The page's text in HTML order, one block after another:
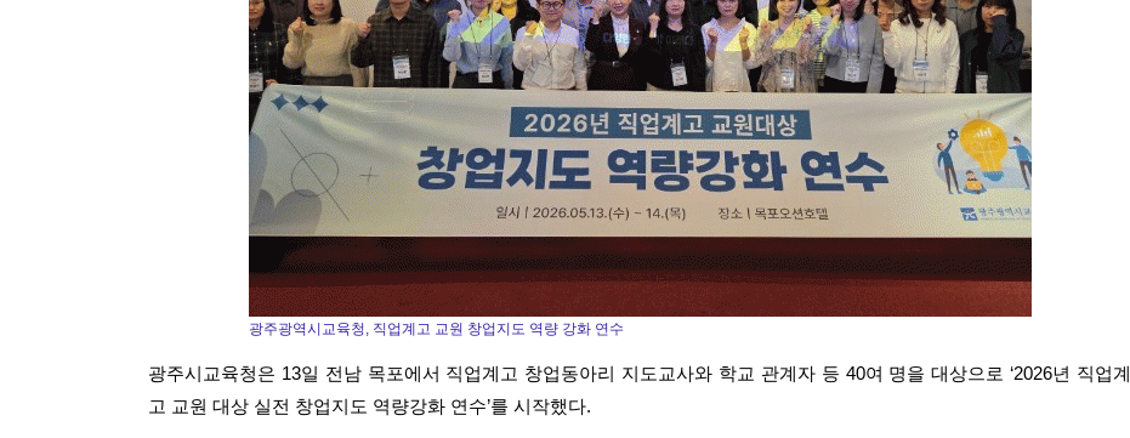
광주광역시교육청, 직업계고 교원 창업지도 역량 강화 연수
광주시교육청은 13일 전남 목포에서 직업계고 창업동아리 지도교사와 학교 관계자 등 40여 명을 대상으로 ‘2026년 직업계
고 교원 대상 실전 창업지도 역량강화 연수’를 시작했다.